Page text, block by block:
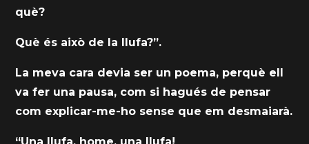
què?
Què és això de la llufa?”.
La meva cara devia ser un poema, perquè ell
va fer una pausa, com si hagués de pensar
com explicar-me-ho sense que em desmaiarà.
“Una llufa, home, una llufa!